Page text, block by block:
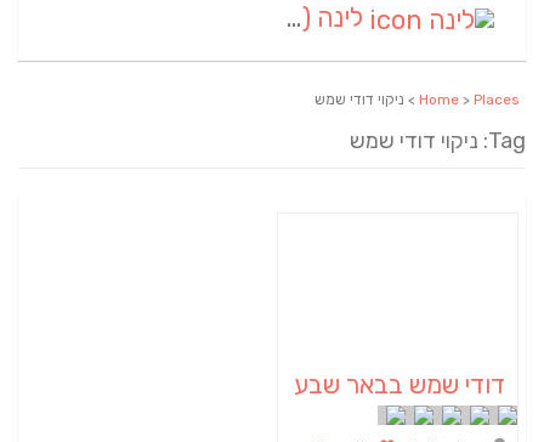
לינה (1)
Home > Places > ניקוי דודי שמש
Tag: ניקוי דודי שמש
דודי שמש בבאר שבע